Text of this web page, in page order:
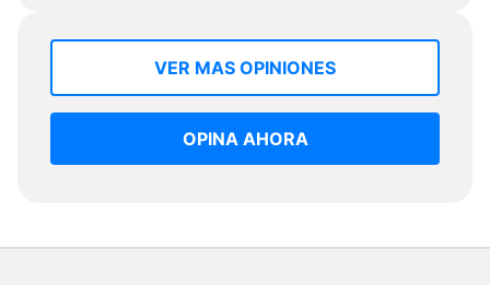
VER MAS OPINIONES
OPINA AHORA